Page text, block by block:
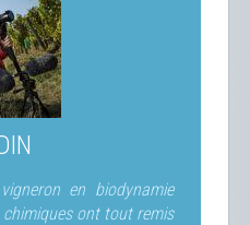
en biodynamie
ont tout remis